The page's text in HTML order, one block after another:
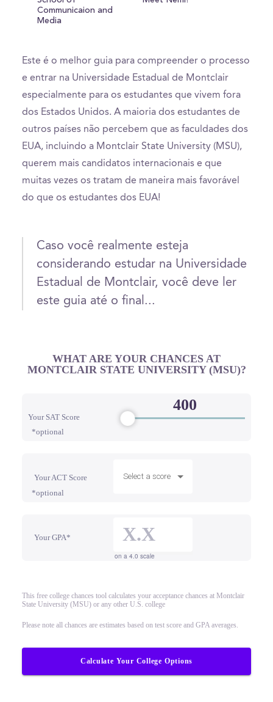
Communicaion and
Media
Este é o melhor guia para compreender o processo
e entrar na Universidade Estadual de Montclair
especialmente para os estudantes que vivem fora
dos Estados Unidos. A maioria dos estudantes de
outros países não percebem que as faculdades dos
EUA, incluindo a Montclair State University (MSU),
querem mais candidatos internacionais e que
muitas vezes os tratam de maneira mais favorável
do que os estudantes dos EUA!
Caso você realmente esteja
considerando estudar na Universidade
Estadual de Montclair, você deve ler
este guia até o final...
WHAT ARE YOUR CHANCES AT
MONTCLAIR STATE UNIVERSITY (MSU)?
Your SAT Score
*optional
Your ACT Score
*optional
Select a score
Your GPA*
on a 4.0 scale
This free college chances tool calculates your acceptance chances at Montclair
State University (MSU) or any other U.S. college
Please note all chances are estimates based on test score and GPA averages.
Calculate Your College Options